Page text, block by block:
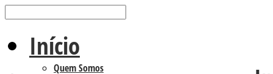
Início
Quem Somos